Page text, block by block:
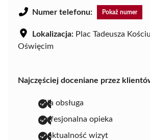
Numer telefonu: Pokaż numer
Lokalizacja: Plac Tadeusza
Oświęcim
Najczęściej doceniane przez
miła obsługa
profesjonalna opieka
punktualność wizyt